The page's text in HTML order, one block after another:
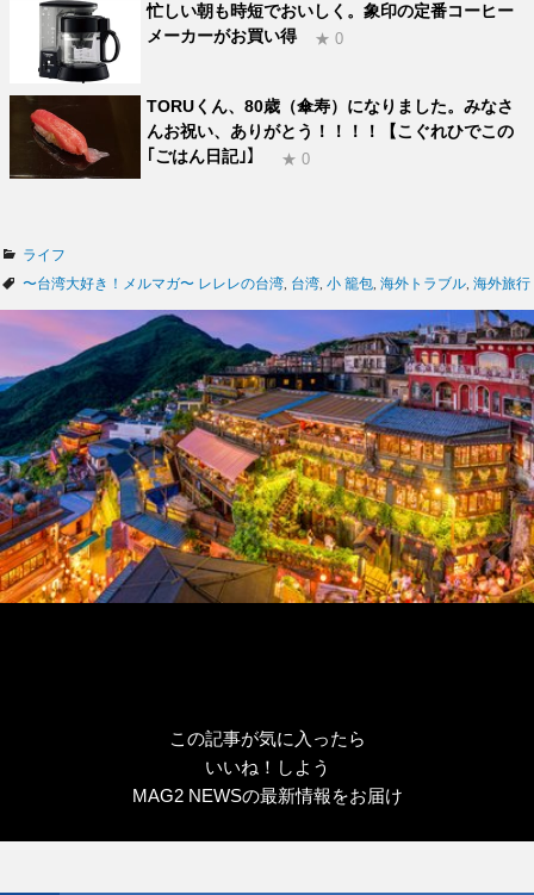
忙しい朝も時短でおいしく。象印の定番コーヒー
メーカーがお買い得
★ 0
TORUくん、80歳（傘寿）になりました。みなさ
んお祝い、ありがとう！！！！【こぐれひでこの
｢ごはん日記｣】
★ 0
カ
ライフ
タ
〜台湾大好き！メルマガ〜 レレレの台湾 台湾 小 籠包 海外トラブル 海外旅行
この記事が気に入ったら
いいね！しよう
MAG2 NEWSの最新情報をお届け